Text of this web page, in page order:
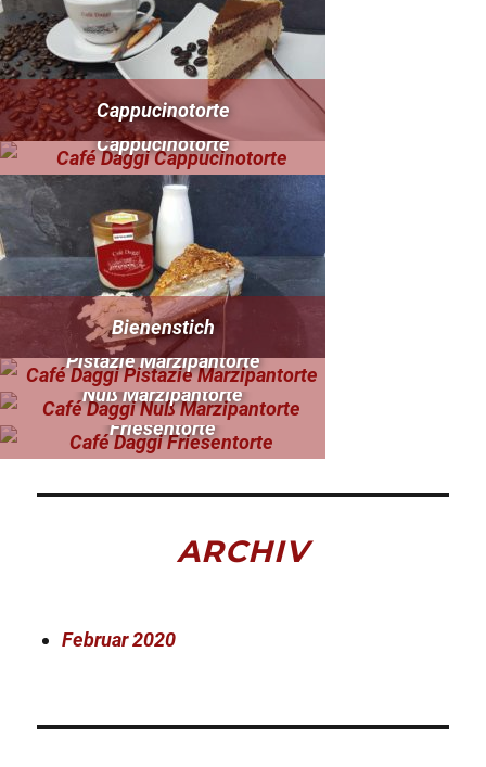
Cappucinotorte
Cappucinotorte
Bienenstich
Pistazie Marzipantorte
Nuß Marzipantorte
Friesentorte
ARCHIV
Februar 2020